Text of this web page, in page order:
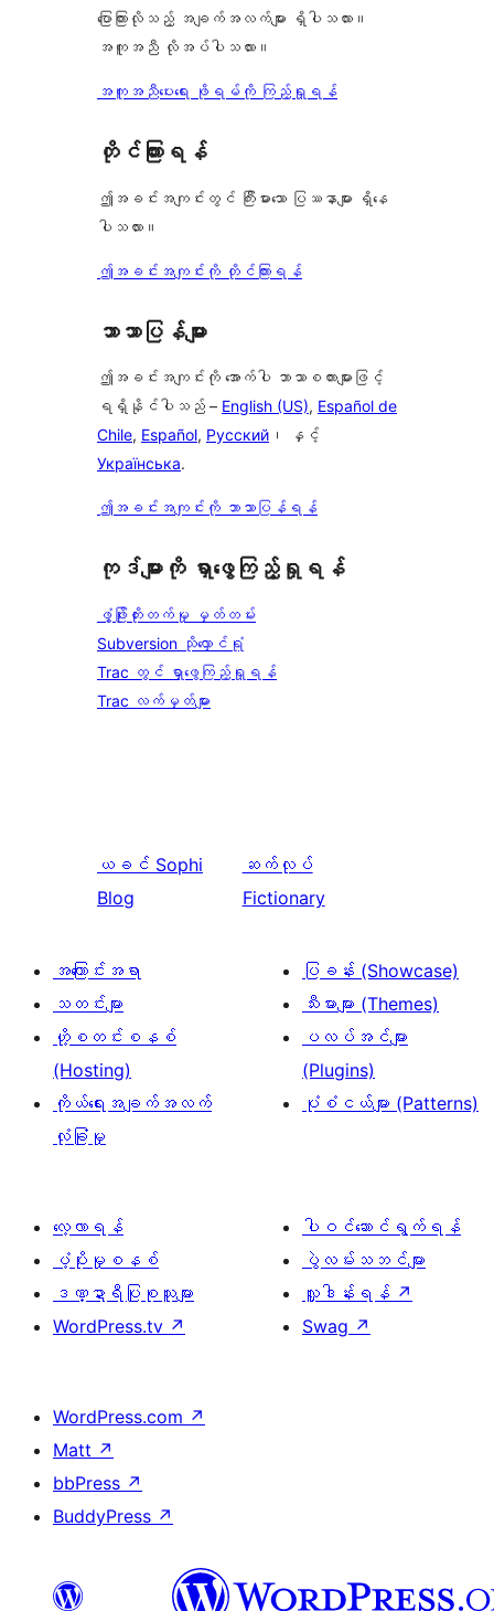
ပြောကြားလိုသည့် အချက်အလက်များ ရှိပါသလား။
အကူအညီ လိုအပ်ပါသလား။
အကူအညီပေးရေး ဖိုရမ်ကို ကြည့်ရှုရန်
တိုင်ကြားရန်
ဤအခင်းအကျင်းတွင် ကြီးမားသော ပြဿနာများ ရှိနေ
ပါသလား။
ဤအခင်းအကျင်းကို တိုင်ကြားရန်
ဘာသာပြန်များ
ဤအခင်းအကျင်းကို အောက်ပါ ဘာသာစကားများဖြင့်
ရရှိနိုင်ပါသည် – English (US), Español de
Chile, Español, Русский ၊ နှင့်
Українська.
ဤအခင်းအကျင်းကို ဘာသာပြန်ရန်
ကုဒ်များကို ရှာဖွေကြည့်ရှုရန်
ဖွံ့ဖြိုးတိုးတက်မှု မှတ်တမ်း
Subversion သိုလှောင်ရုံ
Trac တွင် ရှာဖွေကြည့်ရှုရန်
Trac လက်မှတ်များ
ယခင် Sophi
Blog
ဆက်လုပ်
Fictionary
အကြောင်းအရာ
သတင်းများ
ဟို့စတင်းစနစ်
(Hosting)
ကိုယ်ရေးအချက်အလက်
လုံခြုံမှု
ပြခန်း (Showcase)
သီးမားများ (Themes)
ပလပ်အင်များ
(Plugins)
ပုံစံငယ်များ (Patterns)
လေ့လာရန်
ပံ့ပိုးမှုစနစ်
ဒဏ္ဍာရီပြုစုသူများ
WordPress.tv ↗
ပါဝင်ဆောင်ရွက်ရန်
ပွဲလမ်းသဘင်များ
လှူဒါန်းရန် ↗
Swag ↗
WordPress.com ↗
Matt ↗
bbPress ↗
BuddyPress ↗